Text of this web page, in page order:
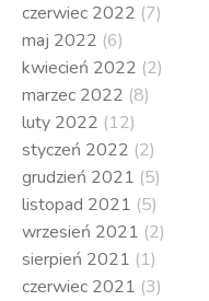
czerwiec 2022 (7)
maj 2022 (6)
kwiecień 2022 (2)
marzec 2022 (8)
luty 2022 (12)
styczeń 2022 (2)
grudzień 2021 (5)
listopad 2021 (5)
wrzesień 2021 (2)
sierpień 2021 (1)
czerwiec 2021 (3)